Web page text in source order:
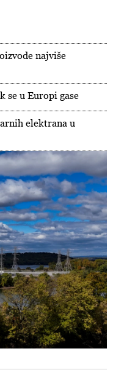
najviše
se u Europi gase
elektrana u